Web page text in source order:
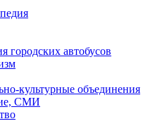
городских автобусов
культурные объединения
СМИ